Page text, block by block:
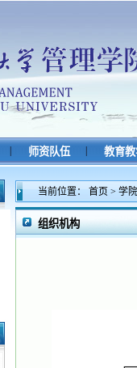
师资队伍 教育
当前位置： 首页 > 学
组织机构